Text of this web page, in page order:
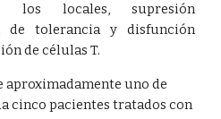
los locales, supresión
de tolerancia y disfunción
de células T.
aproximadamente uno de
cinco pacientes tratados con